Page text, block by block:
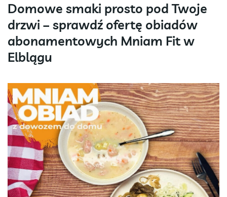
Domowe smaki prosto pod Twoje
drzwi – sprawdź ofertę obiadów
abonamentowych Mniam Fit w
Elblągu